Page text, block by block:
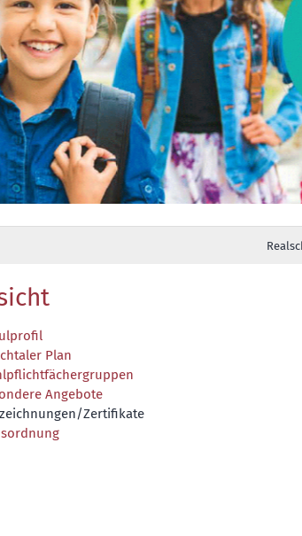
Plan
Angebote
Zertifikate